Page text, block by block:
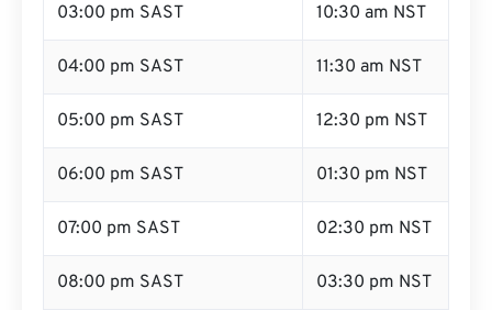
03:00 pm SAST 10:30 am NST
04:00 pm SAST 11:30 am NST
05:00 pm SAST 12:30 pm NST
06:00 pm SAST 01:30 pm NST
07:00 pm SAST 02:30 pm NST
08:00 pm SAST 03:30 pm NST